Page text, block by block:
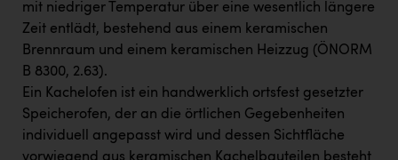
mit niedriger Temperatur über eine wesentlich längere
Zeit entlädt, bestehend aus einem keramischen
Brennraum und einem keramischen Heizzug (ÖNORM
B 8300, 2.63).
Ein Kachelofen ist ein handwerklich ortsfest gesetzter
Speicherofen, der an die örtlichen Gegebenheiten
individuell angepasst wird und dessen Sichtfläche